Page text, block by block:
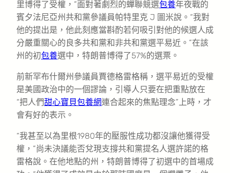
里博得了受權，”面對著劇烈的蟬聯競選包養年夜戰的
賓夕法尼亞州共和黨參議員帕特里克 J 圖米說。“我對
他的提出是，他此刻應當斟酌若何吸引對他的候選人成
分嚴重關心的良多共和黨和非共和黨選平易近。”在該
州的初包養選中，特朗普博得了57%的選票。
前新罕布什爾州參議員賈德格雷格稱，選平易近的受權
是美國政治中的一個謬論，引導人只要在把重點放在
“把人們甜心寶貝包養網連合起來的焦點理念”上時，才
會有好的表示。
“我甚至以為里根1980年的壓服性成功都沒讓他獲得受
權，”尚未決議能否兌現支撐共和黨提名人選許諾的格
雷格說。在他地點的州，特朗普博得了初選中的首場成